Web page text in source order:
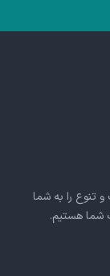
تنوع را به شما
شما هستیم.